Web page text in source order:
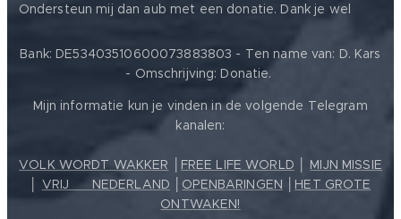
Ondersteun mij dan aub met een donatie. Dank je wel
Bank: DE53403510600073883803 - Ten name van: D. Kars
- Omschrijving: Donatie.
Mijn informatie kun je vinden in de volgende Telegram
kanalen:
VOLK WORDT WAKKER FREE LIFE WORLD
MIJN MISSIE
VRIJ ❤️ NEDERLAND OPENBARINGEN
HET GROTE
ONTWAKEN!